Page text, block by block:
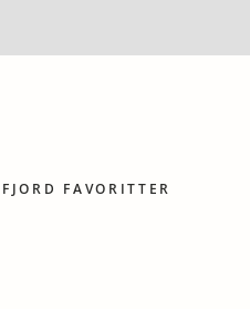
FAVORITTER